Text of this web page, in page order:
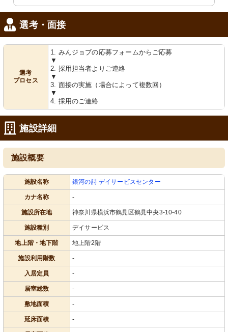
選考・面接
選考
プロセス
1. みんジョブの応募フォームからご応募
▼
2. 採用担当者よりご連絡
▼
3. 面接の実施（場合によって複数回）
▼
4. 採用のご連絡
施設詳細
施設概要
施設名称 銀河の詩 デイサービスセンター
カナ名称 -
施設所在地 神奈川県横浜市鶴見区鶴見中央3-10-40
施設種別 デイサービス
地上階・地下階 地上階2階
施設利用階数 -
入居定員 -
居室総数 -
敷地面積 -
延床面積 -